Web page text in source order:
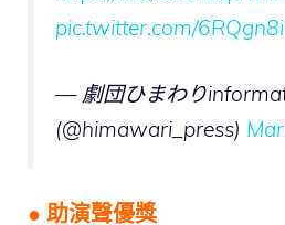
pic.twitter.com/
— 劇団ひまわり
(@himawari_press)
● 助演聲優獎